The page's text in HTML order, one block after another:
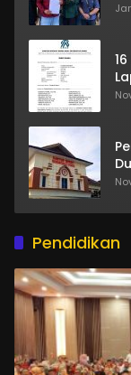
Pendidikan